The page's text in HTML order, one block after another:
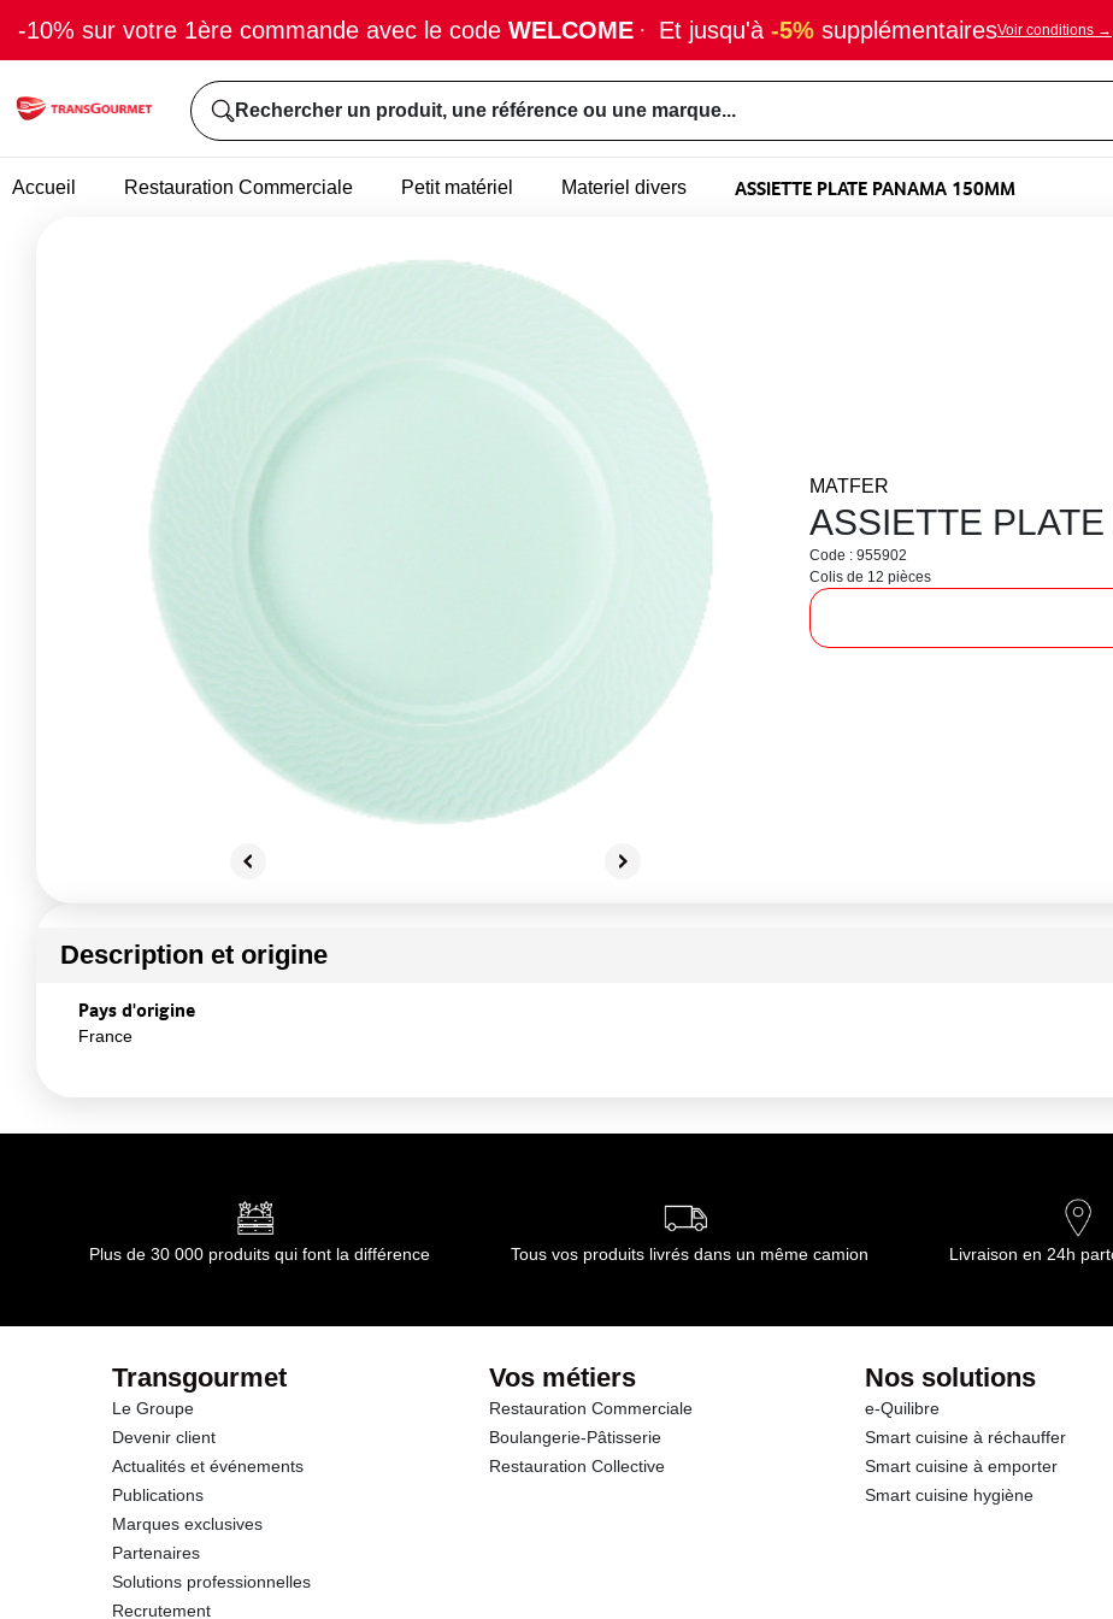
-10% sur votre 1ère commande avec le code WELCOME · Et jusqu'à -5% supplémentairesVoir conditions →
Rechercher un produit, une référence ou une marque...
Accueil Restauration Commerciale Petit matériel Materiel divers ASSIETTE PLATE PANAMA 150MM
MATFER
ASSIETTE
Code : 955902
Colis de 12 pièces
Description et origine
Pays d'origine
France
Plus de 30 000 produits qui font la différence Tous vos produits livrés dans un même camion Livraison en 24h
Transgourmet
Le Groupe
Devenir client
Actualités et événements
Publications
Marques exclusives
Partenaires
Solutions professionnelles
Recrutement
Vos métiers
Restauration Commerciale
Boulangerie-Pâtisserie
Restauration Collective
Nos solutions
e-Quilibre
Smart cuisine à réchauffer
Smart cuisine à emporter
Smart cuisine hygiène